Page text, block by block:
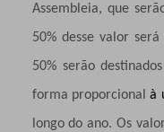
Assembleia, que
50% desse valor
50% serão
forma proporcionalà
longo do ano. Os